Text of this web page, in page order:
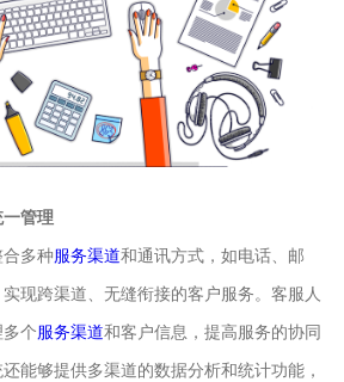
一管理
多种服务渠道和通讯方式，如电话、邮
现跨渠道、无缝衔接的客户服务。客服人
个服务渠道和客户信息，提高服务的协同
能够提供多渠道的数据分析和统计功能，